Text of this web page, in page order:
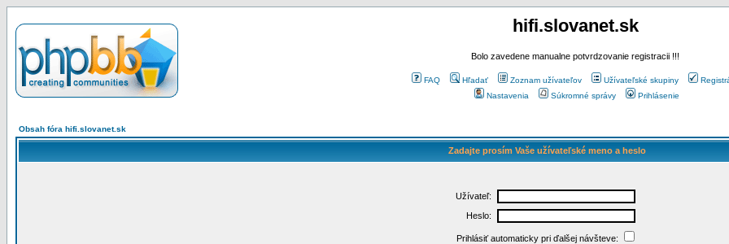
hifi.slovanet.sk
Bolo zavedene manualne potvrdzovanie registracii !!!
FAQ Hľadať Zoznam užívateľov Užívateľské skupiny
Nastavenia
Súkromné správy Prihlásenie
Obsah fóra hifi.slovanet.sk
Zadajte prosím Vaše užívateľské meno a heslo
Užívateľ:
Heslo:
Prihlásiť automaticky pri ďalšej návšteve: